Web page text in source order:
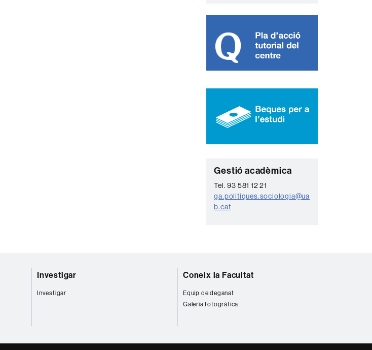
C
o
n
e
Gestió acadèmica
Tel. 93 581 12 21
ga.politiques.sociologia@ua
b.cat
Investigar
Investigar
Coneix la Facultat
Equip de deganat
Galeria fotogràfica